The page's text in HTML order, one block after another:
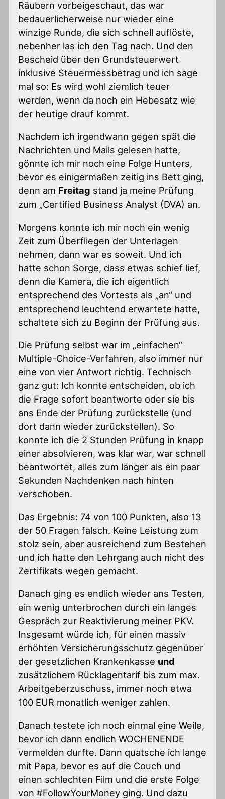
Räubern vorbeigeschaut, das war
bedauerlicherweise nur wieder eine
winzige Runde, die sich schnell auflöste,
nebenher las ich den Tag nach. Und den
Bescheid über den Grundsteuerwert
inklusive Steuermessbetrag und ich sage
mal so: Es wird wohl ziemlich teuer
werden, wenn da noch ein Hebesatz wie
der heutige drauf kommt.
Nachdem ich irgendwann gegen spät die
Nachrichten und Mails gelesen hatte,
gönnte ich mir noch eine Folge Hunters,
bevor es einigermaßen zeitig ins Bett ging,
denn am Freitag stand ja meine Prüfung
zum „Certified Business Analyst (DVA) an.
Morgens konnte ich mir noch ein wenig
Zeit zum Überfliegen der Unterlagen
nehmen, dann war es soweit. Und ich
hatte schon Sorge, dass etwas schief lief,
denn die Kamera, die ich eigentlich
entsprechend des Vortests als „an“ und
entsprechend leuchtend erwartete hatte,
schaltete sich zu Beginn der Prüfung aus.
Die Prüfung selbst war im „einfachen“
Multiple-Choice-Verfahren, also immer nur
eine von vier Antwort richtig. Technisch
ganz gut: Ich konnte entscheiden, ob ich
die Frage sofort beantworte oder sie bis
ans Ende der Prüfung zurückstelle (und
dort dann wieder zurückstellen). So
konnte ich die 2 Stunden Prüfung in knapp
einer absolvieren, was klar war, war schnell
beantwortet, alles zum länger als ein paar
Sekunden Nachdenken nach hinten
verschoben.
Das Ergebnis: 74 von 100 Punkten, also 13
der 50 Fragen falsch. Keine Leistung zum
stolz sein, aber ausreichend zum Bestehen
und ich hatte den Lehrgang auch nicht des
Zertifikats wegen gemacht.
Danach ging es endlich wieder ans Testen,
ein wenig unterbrochen durch ein langes
Gespräch zur Reaktivierung meiner PKV.
Insgesamt würde ich, für einen massiv
erhöhten Versicherungsschutz gegenüber
der gesetzlichen Krankenkasse und
zusätzlichem Rücklagentarif bis zum max.
Arbeitgeberzuschuss, immer noch etwa
100 EUR monatlich weniger zahlen.
Danach testete ich noch einmal eine Weile,
bevor ich dann endlich WOCHENENDE
vermelden durfte. Dann quatsche ich lange
mit Papa, bevor es auf die Couch und
einen schlechten Film und die erste Folge
von #FollowYourMoney ging. Und dazu